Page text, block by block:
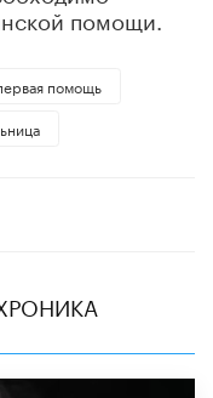
помощи.
помощь